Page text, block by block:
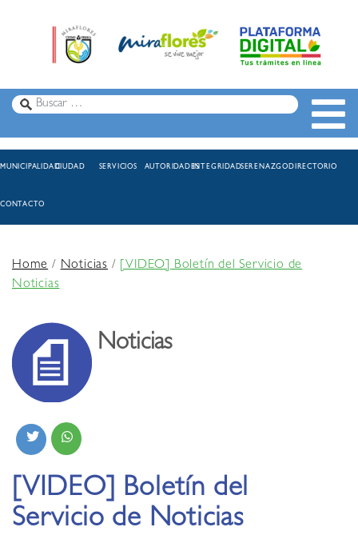
MUNICIPALIDADCIUDAD SERVICIOS AUTORIDADESINTEGRIDADSERENAZGODIRECTORIO
CONTACTO
Home/Noticias /
[VIDEO] Boletín del Servicio de
Noticias
Noticias
[VIDEO] Boletín del
Servicio de Noticias